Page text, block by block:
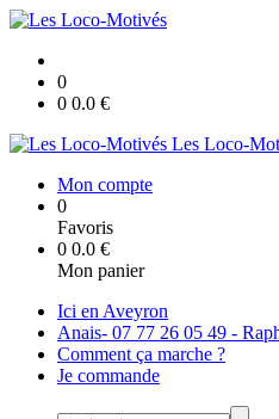
0
0 0.0 €
Les Loco-
Mon compte
0
Favoris
0 0.0 €
Mon panier
Ici en Aveyron
Anais- 07 77 26 05 49 -
Comment ça marche ?
Je commande